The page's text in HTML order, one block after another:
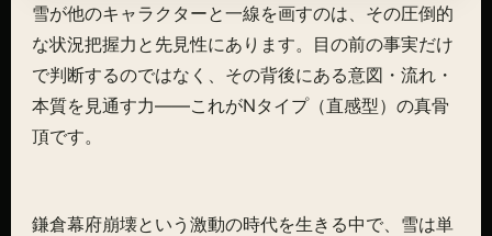
雪が他のキャラクターと一線を画すのは、その圧倒的
な状況把握力と先見性にあります。目の前の事実だけ
で判断するのではなく、その背後にある意図・流れ・
本質を見通す力——これがNタイプ（直感型）の真骨
頂です。
鎌倉幕府崩壊という激動の時代を生きる中で、雪は単